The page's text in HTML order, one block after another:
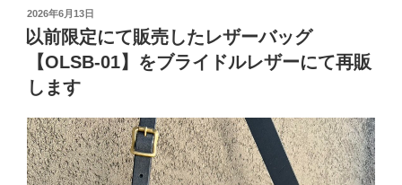
投
稿
日:
2026年6月13日
以前限定にて販売したレザーバッグ
【OLSB-01】をブライドルレザーにて再販
します